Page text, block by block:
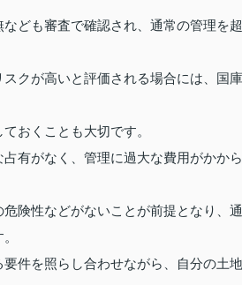
ども審査で確認され、通常の管理を超
クが高いと評価される場合には、国庫
おくことも大切です。
有がなく、管理に過大な費用がかから
険性などがないことが前提となり、通
件を照らし合わせながら、自分の土地